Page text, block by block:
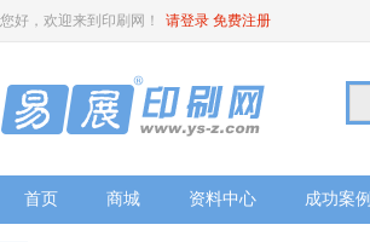
您好，欢迎来到印刷网！ 请登录 免费注册
首页 商城 资料中心 成功案例